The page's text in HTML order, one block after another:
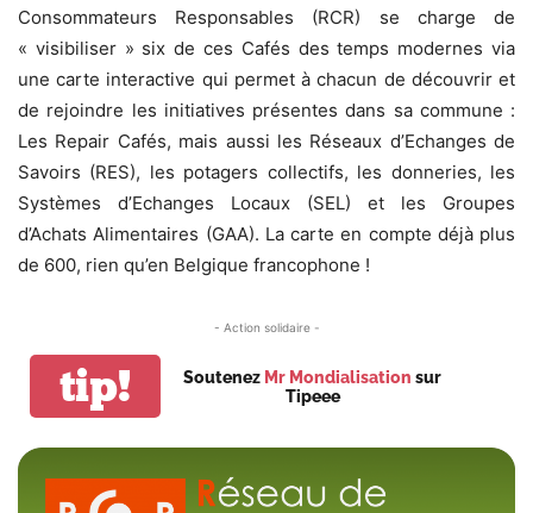
Consommateurs Responsables (RCR) se charge de
« visibiliser » six de ces Cafés des temps modernes via
une carte interactive qui permet à chacun de découvrir et
de rejoindre les initiatives présentes dans sa commune :
Les Repair Cafés, mais aussi les Réseaux d’Echanges de
Savoirs (RES), les potagers collectifs, les donneries, les
Systèmes d’Echanges Locaux (SEL) et les Groupes
d’Achats Alimentaires (GAA). La carte en compte déjà plus
de 600, rien qu’en Belgique francophone !
- Action solidaire -
tip! Soutenez Mr Mondialisation sur
Tipeee